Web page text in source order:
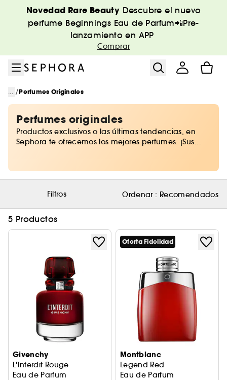
Novedad Rare Beauty Descubre el nuevo
perfume Beginnings Eau de Parfum📲Pre-
lanzamiento en APP
Comprar
... /Perfumes Originales
Perfumes originales
Productos exclusivos o las últimas tendencias, en
Sephora te ofrecemos los mejores perfumes. ¡Sus
perfumes que han revolucionado el universo de la
belleza, los aromas sin los que ya no podrás vivir y
hazte con el nuevo must-have de tu neceser.
Filtros Ordenar : Recomendados
5 Productos
Givenchy
L'Interdit Rouge
Eau de Parfum
Oferta Fidelidad
Montblanc
Legend Red
Eau de Parfum